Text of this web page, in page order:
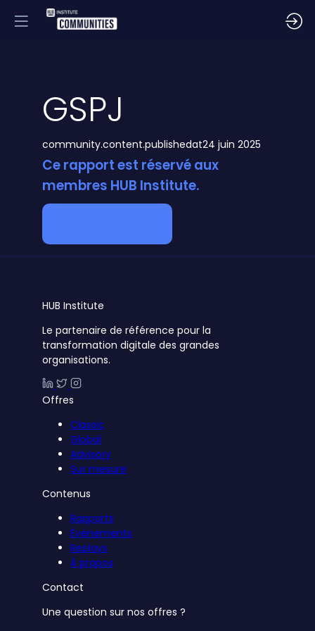
GSPJ
community.content.publishedat24 juin 2025
Ce rapport est réservé aux
membres HUB Institute.
HUB Institute
Le partenaire de référence pour la
transformation digitale des grandes
organisations.
Offres
Classic
Global
Advisory
Sur mesure
Contenus
Rapports
Événements
Replays
À propos
Contact
Une question sur nos offres ?